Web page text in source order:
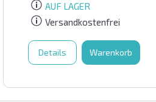
AUF LAGER
Versandkostenfrei
Details Warenkorb